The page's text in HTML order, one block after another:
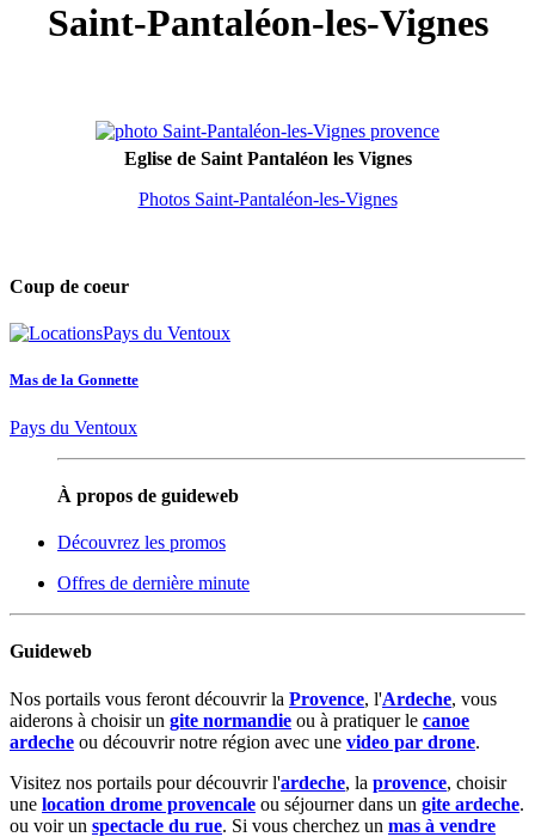
Saint-Pantaléon-les-Vignes
Eglise de Saint Pantaléon les Vignes
Photos Saint-Pantaléon-les-Vignes
Coup de coeur
Mas de la Gonnette
Pays du Ventoux
À propos de guideweb
Découvrez les promos
Offres de dernière minute
Guideweb
Nos portails vous feront découvrir la Provence, l'Ardeche, vous
aiderons à choisir un gite normandie ou à pratiquer le canoe
ardeche ou découvrir notre région avec une video par drone.
Visitez nos portails pour découvrir l'ardeche, la provence, choisir
une location drome provencale ou séjourner dans un gite ardeche.
ou voir un spectacle du rue. Si vous cherchez un mas à vendre